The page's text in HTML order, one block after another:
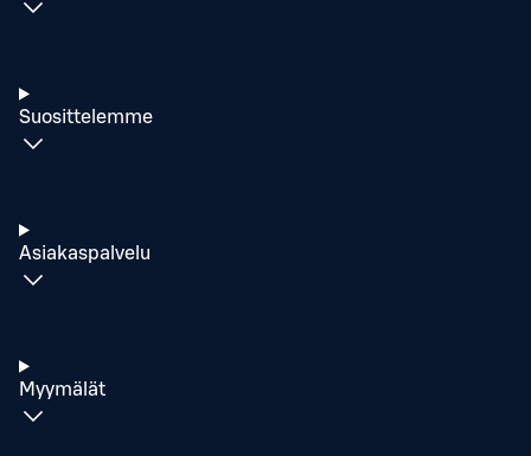
Suosittelemme
Asiakaspalvelu
Myymälät